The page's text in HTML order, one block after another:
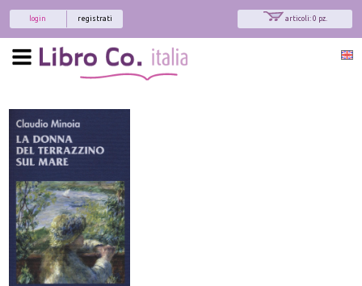
articoli: 0 pz.
registrati
login